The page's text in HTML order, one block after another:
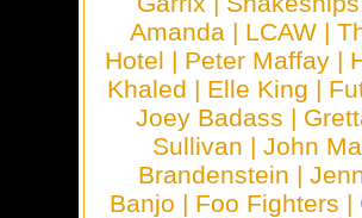
Amanda | LCAW |
Hotel | Peter Maffay |
Khaled | Elle King |
Joey Badass |
Sullivan | John
Brandenstein |
Banjo | Foo Fighters |